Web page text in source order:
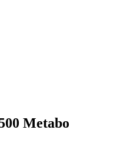
Metabo